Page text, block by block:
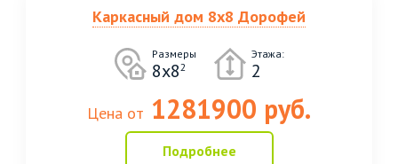
Каркасный дом 8х8 Дорофей
Размеры
8х82
Этажа:
2
Цена от 1281900 руб.
Подробнее